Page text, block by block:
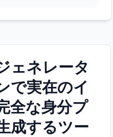
ェネレータ
で実在のイ
全な身分プ
成するツー